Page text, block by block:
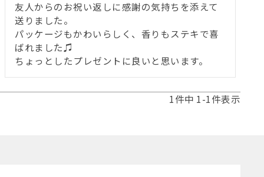
友人からのお祝い返しに感謝の気持ちを添えて
送りました。
パッケージもかわいらしく、香りもステキで喜
ばれました♫
ちょっとしたプレゼントに良いと思います。
1件中 1-1件表示